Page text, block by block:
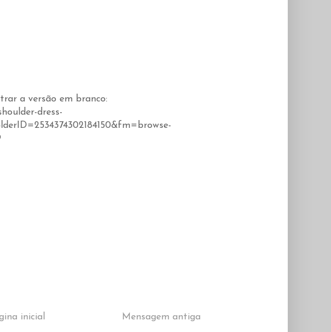
a versão em branco:
dress-
Mensagem antiga
inicial